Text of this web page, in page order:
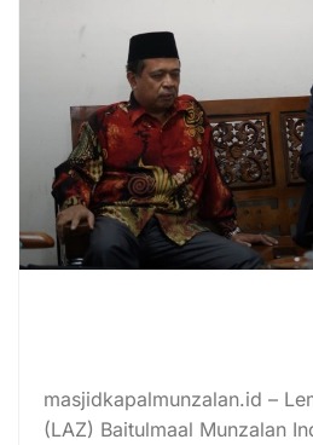
masjidkapalmunzalan.id –
(LAZ) Baitulmaal Munzalan